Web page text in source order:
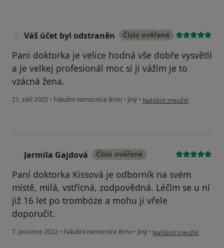
Váš účet byl odstraněn Číslo ověřené
Pani doktorka je velice hodná vše dobře vysvětlí
a je velkej profesionál moc si ji vážím je to
vzácná žena.
21. září 2025 • Fakultní nemocnice Brno • Jiný • podle názoru uživatele Váš
Nahlásit zneužití
Jarmila Gajdová Číslo ověřené
Paní doktorka Kissová je odborník na svém
místě, milá, vstřícná, zodpovědná. Léčím se u ní
již 16 let po trombóze a mohu ji vřele
doporučit.
7. prosince 2022 • Fakultní nemocnice Brno • Jiný • podle názoru uživatele
Nahlásit zneužití